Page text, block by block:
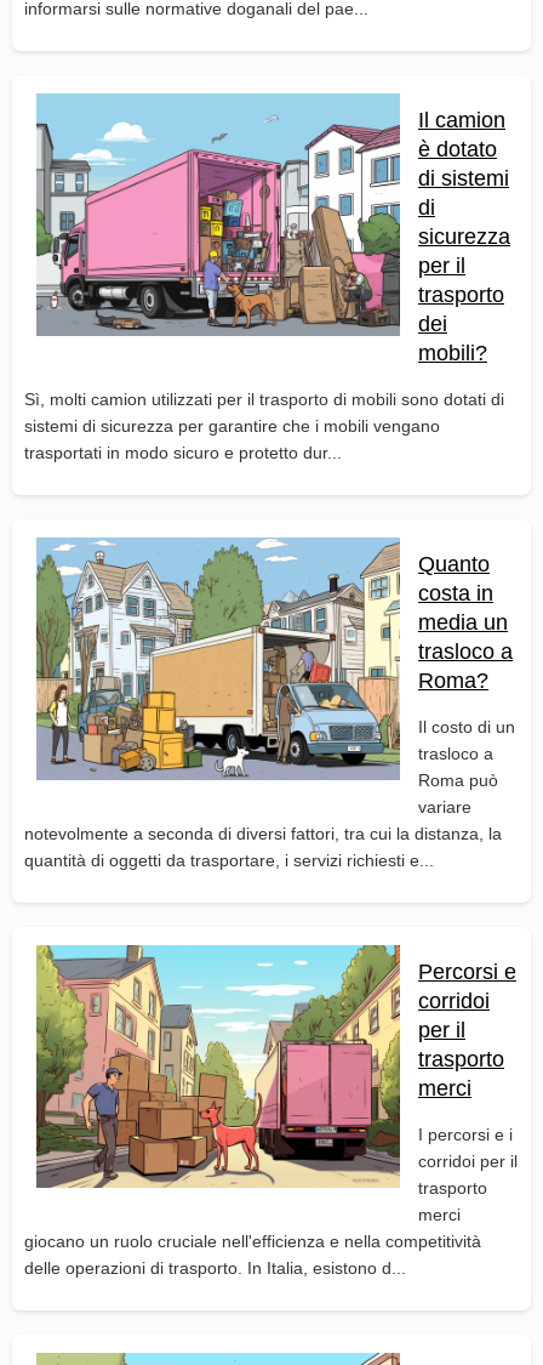
informarsi sulle normative doganali del pae...
Il camion
è dotato
di sistemi
di
sicurezza
per il
trasporto
dei
mobili?
Sì, molti camion utilizzati per il trasporto di mobili sono dotati di
sistemi di sicurezza per garantire che i mobili vengano
trasportati in modo sicuro e protetto dur...
Quanto
costa in
media un
trasloco a
Roma?
Il costo di un
trasloco a
Roma può
variare
notevolmente a seconda di diversi fattori, tra cui la distanza, la
quantità di oggetti da trasportare, i servizi richiesti e...
Percorsi e
corridoi
per il
trasporto
merci
I percorsi e i
corridoi per il
trasporto
merci
giocano un ruolo cruciale nell'efficienza e nella competitività
delle operazioni di trasporto. In Italia, esistono d...